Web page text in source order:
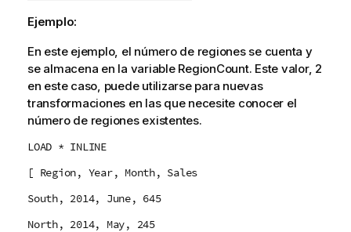
Ejemplo:
En este ejemplo, el número de regiones se cuenta y
se almacena en la variable RegionCount. Este valor, 2
en este caso, puede utilizarse para nuevas
transformaciones en las que necesite conocer el
número de regiones existentes.
LOAD * INLINE
[ Region, Year, Month, Sales
South, 2014, June, 645
North, 2014, May, 245